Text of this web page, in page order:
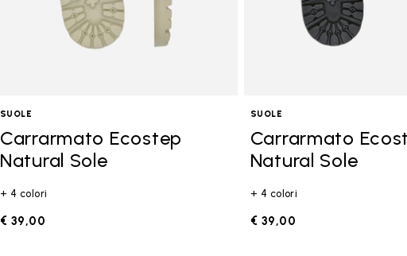
SUOLE
Carrarmato Ecostep
Natural Sole
+ 4 colori
€ 39,00
SUOLE
Carrarmato
Natural Sole
+ 4 colori
€ 39,00